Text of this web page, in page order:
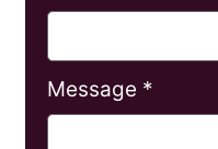
Message *